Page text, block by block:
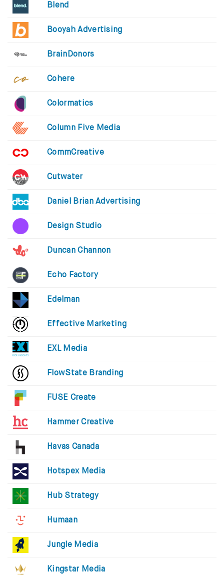
Blend
Booyah Advertising
BrainDonors
Cohere
Colormatics
Column Five Media
CommCreative
Cutwater
Daniel Brian Advertising
Design Studio
Duncan Channon
Echo Factory
Edelman
Effective Marketing
EXL Media
FlowState Branding
FUSE Create
Hammer Creative
Havas Canada
Hotspex Media
Hub Strategy
Humaan
Jungle Media
Kingstar Media